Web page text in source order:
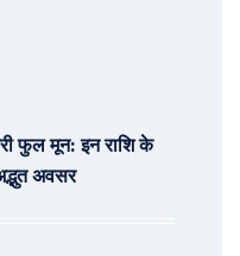
फुल मून: इन राशि के
अवसर